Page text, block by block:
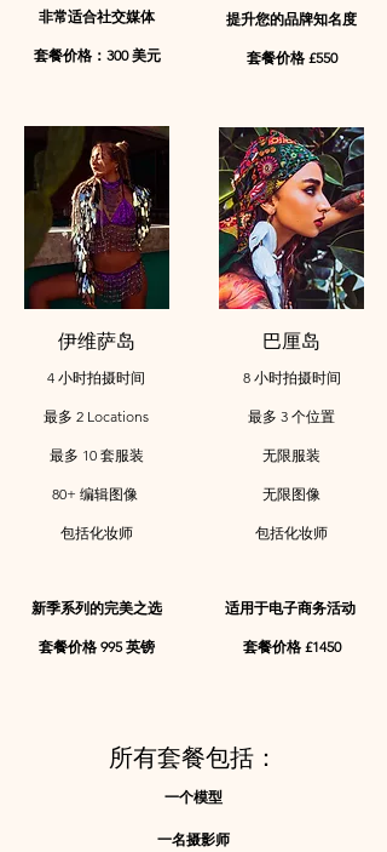
非常适合社交媒体
套餐价格：300 美元
提升您的品牌知名度
套餐价格 £550
伊维萨岛 巴厘岛
4 小时拍摄时间
最多 2 Locations
最多 10 套服装
80+ 编辑图像
包括化妆师
新季系列的完美之选
套餐价格 995 英镑
8 小时拍摄时间
最多 3 个位置
无限服装
无限图像
包括化妆师
适用于电子商务活动
套餐价格 £1450
所有套餐包括：
一个模型
一名摄影师